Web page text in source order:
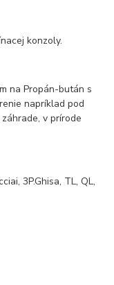
konzoly.
na Propán-bután s
napríklad pod
v prírode
3P.Ghisa, TL, QL,